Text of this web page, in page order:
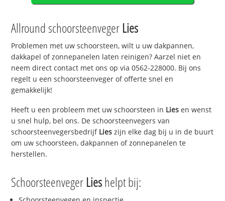
Allround schoorsteenveger Lies
Problemen met uw schoorsteen, wilt u uw dakpannen,
dakkapel of zonnepanelen laten reinigen? Aarzel niet en
neem direct contact met ons op via 0562-228000. Bij ons
regelt u een schoorsteenveger of offerte snel en
gemakkelijk!
Heeft u een probleem met uw schoorsteen in Lies en wenst
u snel hulp, bel ons. De schoorsteenvegers van
schoorsteenvegersbedrijf Lies zijn elke dag bij u in de buurt
om uw schoorsteen, dakpannen of zonnepanelen te
herstellen.
Schoorsteenveger Lieshelpt bij: